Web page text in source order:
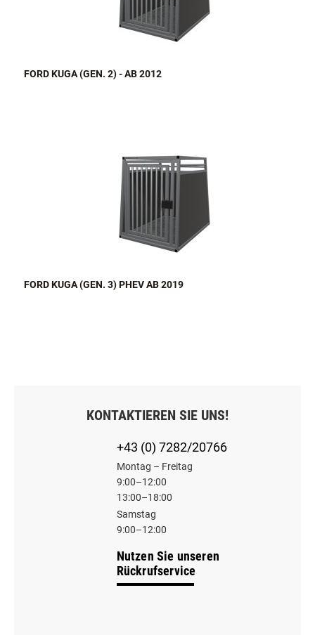
FORD KUGA (GEN. 2) - AB 2012
FORD KUGA (GEN. 3) PHEV AB 2019
KONTAKTIEREN SIE UNS!
+43 (0) 7282/20766
Montag – Freitag
9:00–12:00
13:00–18:00
Samstag
9:00–12:00
Nutzen Sie unseren
Rückrufservice